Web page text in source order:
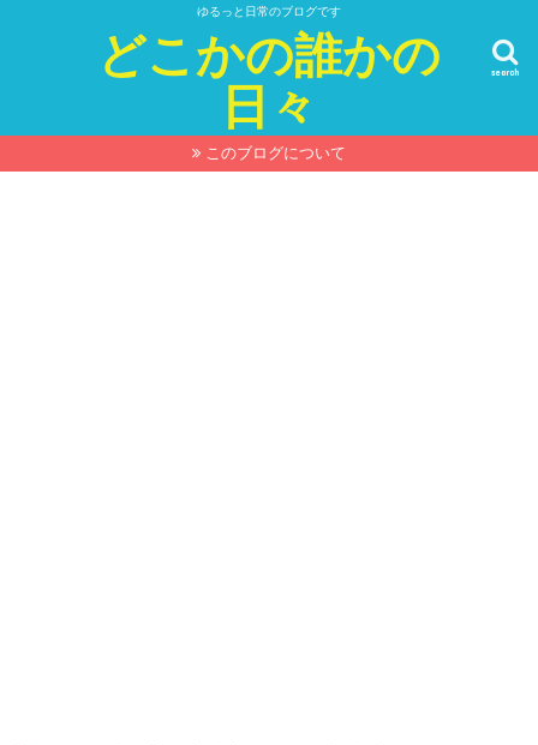
ゆるっと日常のブログです
どこかの誰かの
日々
search
このブログについて